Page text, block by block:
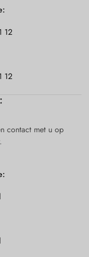
12
12
contact met u op